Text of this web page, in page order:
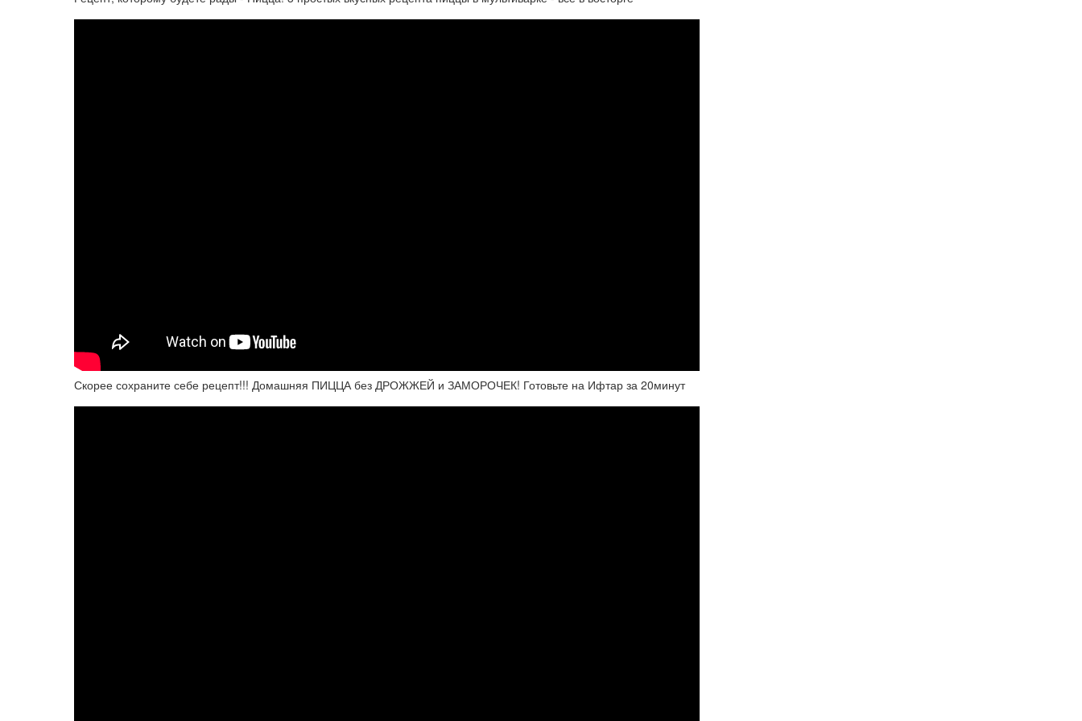
Скорее сохраните себе рецепт!!! Домашняя ПИЦЦА без ДРОЖЖЕЙ и ЗАМОРОЧЕК! Готовьте на Ифтар за 20минут